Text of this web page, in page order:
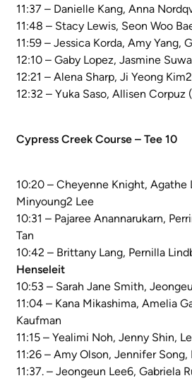
11:37 – Danielle Kang, Anna
11:48 – Stacy Lewis, Seon Woo
11:59 – Jessica Korda, Amy Yang,
12:10 – Gaby Lopez, Jasmine
12:21 – Alena Sharp, Ji Yeong
12:32 – Yuka Saso, Allisen Corpuz
Cypress Creek Course – Tee 10
10:20 – Cheyenne Knight, Agathe
Minyoung2 Lee
10:31 – Pajaree Anannarukarn,
Tan
10:42 – Brittany Lang, Pernilla
Henseleit
10:53 – Sarah Jane Smith,
11:04 – Kana Mikashima, Amelia
Kaufman
11:15 – Yealimi Noh, Jenny Shin,
11:26 – Amy Olson, Jennifer Song,
11:37. – Jeongeun Lee6, Gabriela